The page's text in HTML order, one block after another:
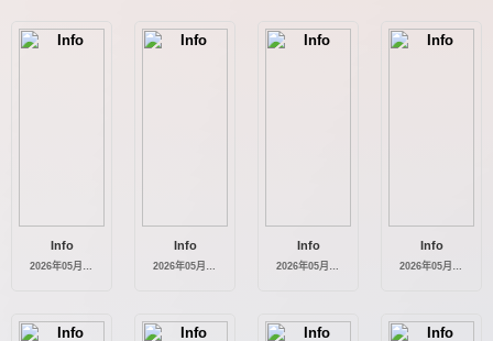
Info
2026年05月31日
Info
2026年05月30日
Info
2026年05月29日
Info
2026年05月28日